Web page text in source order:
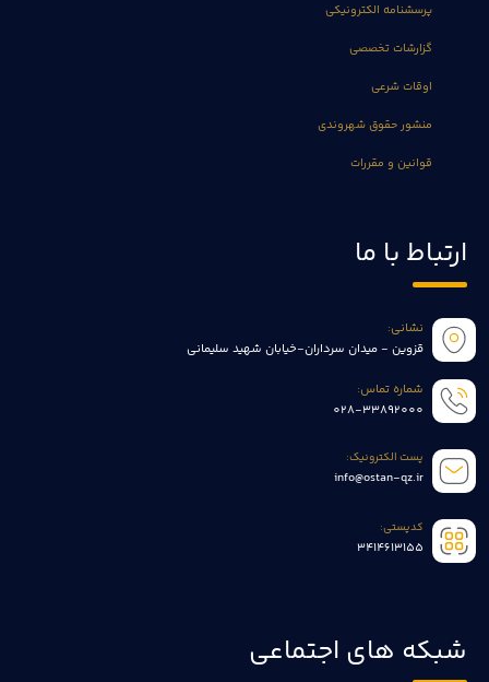
پرسشنامه الکترونیکی
گزارشات تخصصی
اوقات شرعی
منشور حقوق شهروندی
قوانین و مقررات
ارتباط با ما
نشانی:
قزوین - میدان سرداران-خیابان شهید سلیمانی
شماره تماس:
028-33892000
پست الکترونیک:
info@ostan-qz.ir
کدپستی:
3414613155
شبکه های اجتماعی